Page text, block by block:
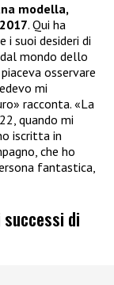
modella,
. Qui ha
i suoi desideri di
mondo dello
osservare
mi
racconta. «La
quando mi
iscritta in
che ho
fantastica,
di